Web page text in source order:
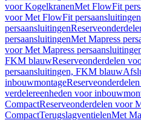
voor KogelkranenMet FlowFit
voor Met FlowFit persaansluitingen
persaansluitingen
persaansluitingenMet Mapress
voor Met Mapress
FKM blauwReserveonderdelen
persaansluitingen, FKM blauw
inbouwmontage
verdelereenheden voor
CompactReserveonderdelen voor
CompactTerugslagventielenMet